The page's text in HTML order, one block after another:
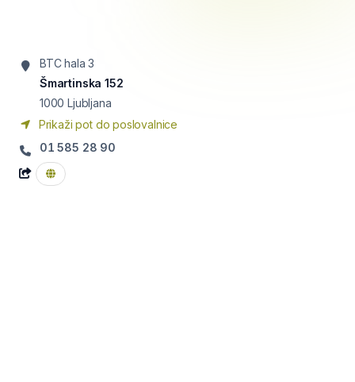
BTC hala 3
Šmartinska 152
1000 Ljubljana
Prikaži pot do poslovalnice
01 585 28 90